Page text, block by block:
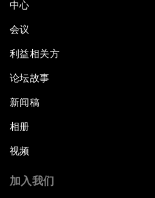
中心
会议
利益相关方
论坛故事
新闻稿
相册
视频
加入我们